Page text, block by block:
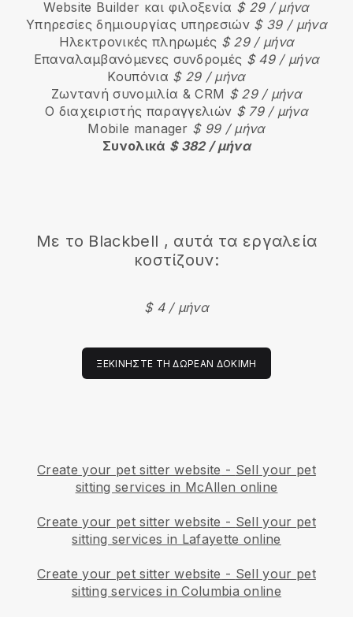
Website Builder και φιλοξενία $ 29 / μήνα
Υπηρεσίες δημιουργίας υπηρεσιών $ 39 / μήνα
Ηλεκτρονικές πληρωμές $ 29 / μήνα
Επαναλαμβανόμενες συνδρομές $ 49 / μήνα
Κουπόνια $ 29 / μήνα
Ζωντανή συνομιλία & CRM $ 29 / μήνα
Ο διαχειριστής παραγγελιών $ 79 / μήνα
Mobile manager $ 99 / μήνα
Συνολικά $ 382 / μήνα
Με το Blackbell , αυτά τα εργαλεία
κοστίζουν:
$ 4 / μήνα
ΞΕΚΙΝΉΣΤΕ ΤΗ ΔΩΡΕΆΝ ΔΟΚΙΜΉ
Create your pet sitter website - Sell your pet
sitting services in McAllen online
Create your pet sitter website - Sell your pet
sitting services in Lafayette online
Create your pet sitter website - Sell your pet
sitting services in Columbia online